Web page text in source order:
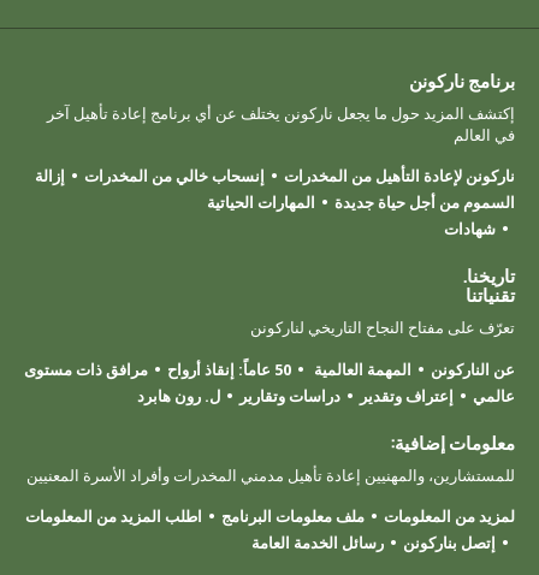
برنامج ناركونن
إكتشف المزيد حول ما يجعل ناركونن يختلف عن أي برنامج إعادة تأهيل آخر
في العالم
ناركونن لإعادة التأهيل من المخدرات
إنسحاب خالي من المخدرات
إزالة
السموم من أجل حياة جديدة
المهارات الحياتية
شهادات
تاريخنا.
تقنياتنا
تعرّف على مفتاح النجاح التاريخي لناركونن
عن الناركونن
المهمة العالمية 50 عاماً: إنقاذ أرواح
مرافق ذات مستوى
عالمي
إعتراف وتقدير دراسات وتقارير ل. رون هابرد
معلومات إضافية:
للمستشارين، والمهنيين إعادة تأهيل مدمني المخدرات وأفراد الأسرة المعنيين
لمزيد من المعلومات
ملف معلومات البرنامج
اطلب المزيد من المعلومات
إتصل بناركونن
رسائل الخدمة العامة